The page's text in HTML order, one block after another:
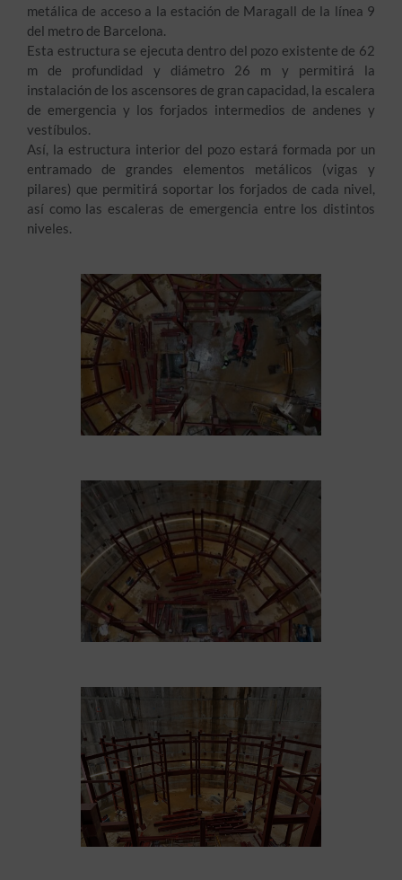
metálica de acceso a la estación de Maragall de la línea 9
del metro de Barcelona.
Esta estructura se ejecuta dentro del pozo existente de 62
m de profundidad y diámetro 26 m y permitirá la
instalación de los ascensores de gran capacidad, la escalera
de emergencia y los forjados intermedios de andenes y
vestíbulos.
Así, la estructura interior del pozo estará formada por un
entramado de grandes elementos metálicos (vigas y
pilares) que permitirá soportar los forjados de cada nivel,
así como las escaleras de emergencia entre los distintos
niveles.